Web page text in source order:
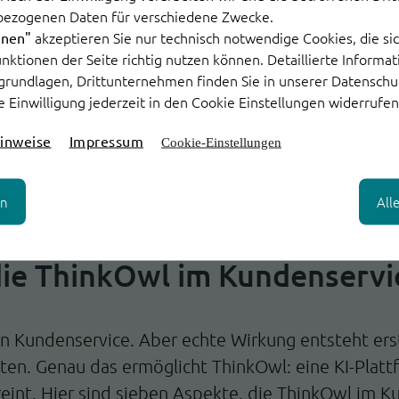
Daten für verschiedene Zwecke.
akzeptieren Sie nur technisch notwendige Cookies, die
der Seite richtig nutzen können. Detaillierte
Drittunternehmen finden Sie in unserer
Einwilligung jederzeit in den Cookie Einstellungen
Impressum Cookie-Einstellungen
dem nichts verloren geht. Kunden erhalten
sich auf Ausnahmen konzentrieren.
sind – in komplexeren Fällen oder in der
Antworten vor, stellt relevante Informationen
fokussierter und mit weniger Unterbrechung.
ThinkOwl im
Kundenservice. Aber echte Wirkung entsteht
Genau das ermöglicht ThinkOwl: eine KI-
Hier sind sieben Aspekte, die ThinkOwl im